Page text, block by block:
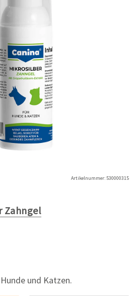
Artikelnummer:530000315
Zahngel
und Katzen.